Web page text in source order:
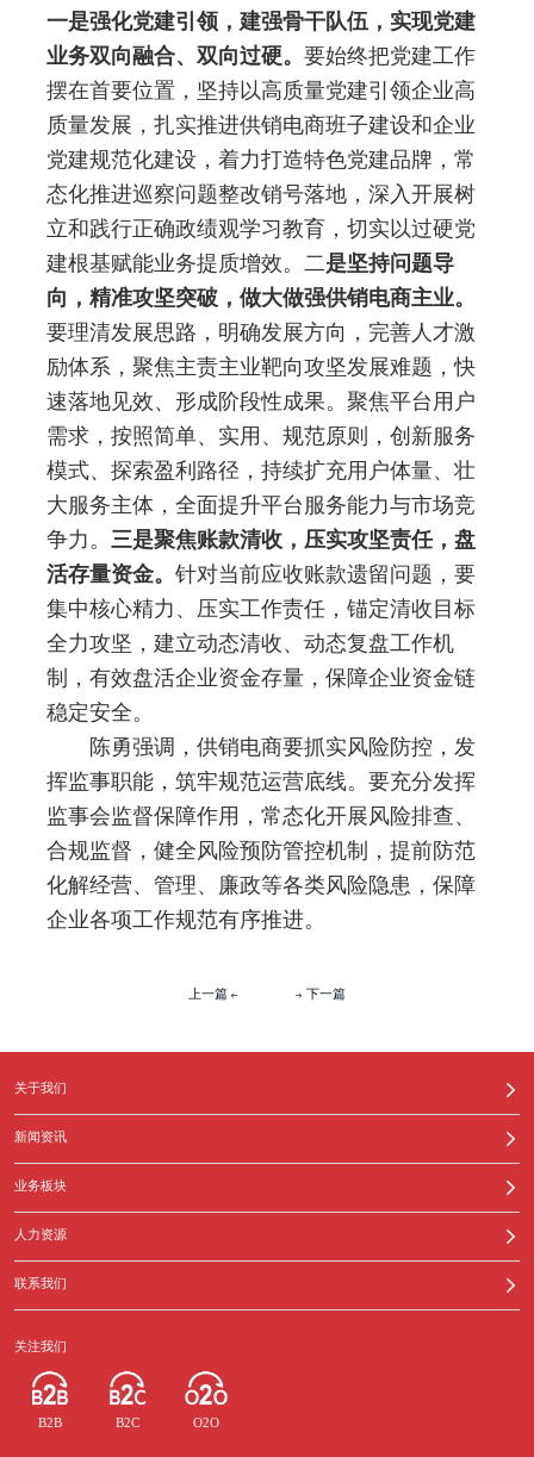
一是强化党建引领，建强骨干队伍，实现党建
业务双向融合、双向过硬。 要始终把党建工作
摆在首要位置，坚持以高质量党建引领企业高
质量发展，扎实推进供销电商班子建设和企业
党建规范化建设，着力打造特色党建品牌，常
态化推进巡察问题整改销号落地，深入开展树
立和践行正确政绩观学习教育，切实以过硬党
建根基赋能业务提质增效。二是坚持问题导
向，精准攻坚突破，做大做强供销电商主业。
要理清发展思路，明确发展方向，完善人才激
励体系，聚焦主责主业靶向攻坚发展难题，快
速落地见效、形成阶段性成果。聚焦平台用户
需求，按照简单、实用、规范原则，创新服务
模式、探索盈利路径，持续扩充用户体量、壮
大服务主体，全面提升平台服务能力与市场竞
争力。 三是聚焦账款清收，压实攻坚责任，盘
活存量资金。 针对当前应收账款遗留问题，要
集中核心精力、压实工作责任，锚定清收目标
全力攻坚，建立动态清收、动态复盘工作机
制，有效盘活企业资金存量，保障企业资金链
稳定安全。
陈勇强调，供销电商要抓实风险防控，发
挥监事职能，筑牢规范运营底线。要充分发挥
监事会监督保障作用，常态化开展风险排查、
合规监督，健全风险预防管控机制，提前防范
化解经营、管理、廉政等各类风险隐患，保障
企业各项工作规范有序推进。
上一篇 下一篇
关于我们
新闻资讯
业务板块
人力资源
联系我们
关注我们
B2B B2C O2O